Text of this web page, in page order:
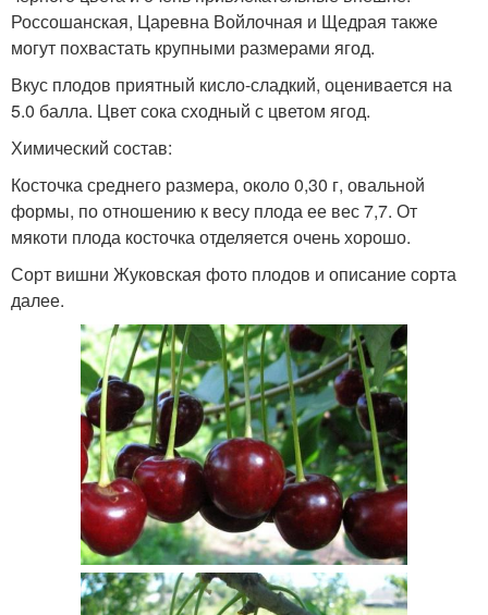
Россошанская, Царевна Войлочная и Щедрая также
могут похвастать крупными размерами ягод.
Вкус плодов приятный кисло-сладкий, оценивается на
5.0 балла. Цвет сока сходный с цветом ягод.
Химический состав:
Косточка среднего размера, около 0,30 г, овальной
формы, по отношению к весу плода ее вес 7,7. От
мякоти плода косточка отделяется очень хорошо.
Сорт вишни Жуковская фото плодов и описание сорта
далее.